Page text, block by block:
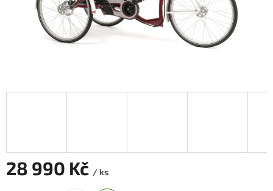
28 990 Kč / ks